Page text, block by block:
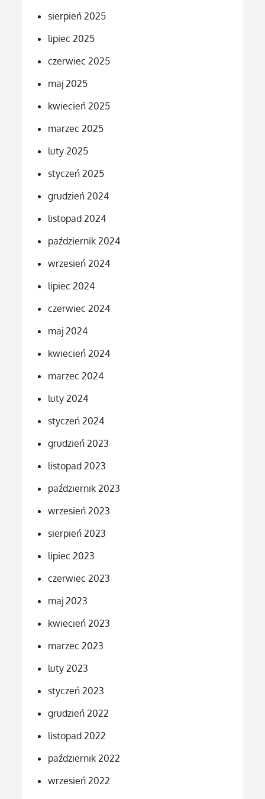
sierpień 2025
lipiec 2025
czerwiec 2025
maj 2025
kwiecień 2025
marzec 2025
luty 2025
styczeń 2025
grudzień 2024
listopad 2024
październik 2024
wrzesień 2024
lipiec 2024
czerwiec 2024
maj 2024
kwiecień 2024
marzec 2024
luty 2024
styczeń 2024
grudzień 2023
listopad 2023
październik 2023
wrzesień 2023
sierpień 2023
lipiec 2023
czerwiec 2023
maj 2023
kwiecień 2023
marzec 2023
luty 2023
styczeń 2023
grudzień 2022
listopad 2022
październik 2022
wrzesień 2022